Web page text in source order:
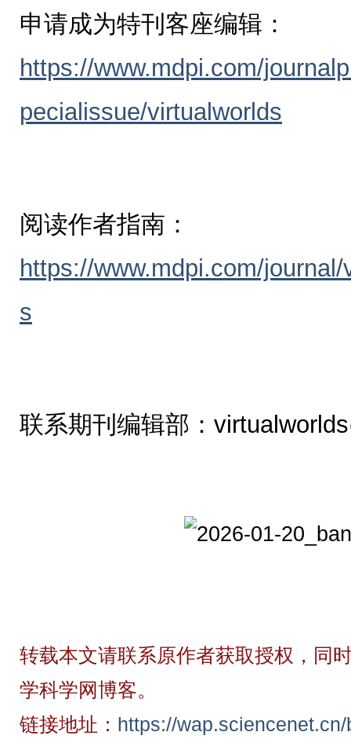
申请成为特刊客座编辑：
https://www.mdpi.com/
pecialissue/virtualworlds
阅读作者指南：
https://www.mdpi.com/
s
联系期刊编辑部：
转载本文请联系原作者获取授权，同
学科学网博客。
链接地址： https://